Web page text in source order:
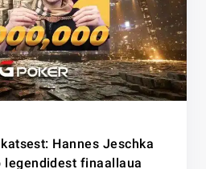
Hannes Jeschka
finaallaua